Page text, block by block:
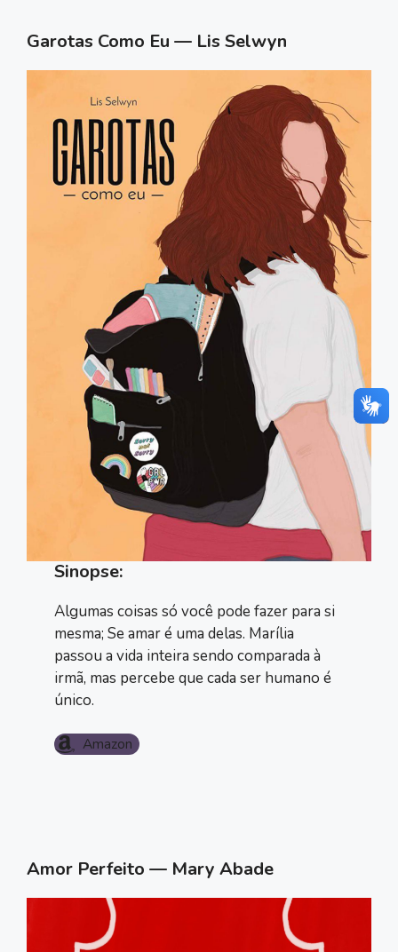
Garotas Como Eu — Lis Selwyn
Sinopse:
Algumas coisas só você pode fazer para si
mesma; Se amar é uma delas. Marília
passou a vida inteira sendo comparada à
irmã, mas percebe que cada ser humano é
único.
Amazon
Amor Perfeito — Mary Abade